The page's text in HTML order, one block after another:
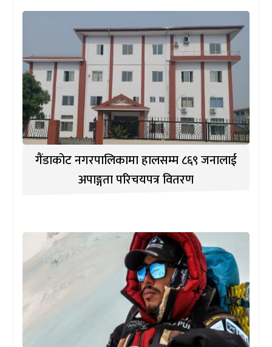
गैंडाकोट नगरपालिकामा हालसम्म ८६९ जनालाई
अपाङ्गता परिचयपत्र वितरण